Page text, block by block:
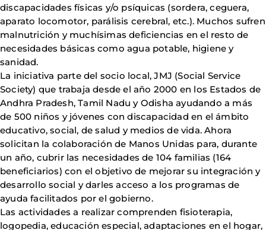
discapacidades físicas y/o psíquicas (sordera, ceguera,
aparato locomotor, parálisis cerebral, etc.). Muchos sufren
malnutrición y muchísimas deficiencias en el resto de
necesidades básicas como agua potable, higiene y
sanidad.
La iniciativa parte del socio local, JMJ (Social Service
Society) que trabaja desde el año 2000 en los Estados de
Andhra Pradesh, Tamil Nadu y Odisha ayudando a más
de 500 niños y jóvenes con discapacidad en el ámbito
educativo, social, de salud y medios de vida. Ahora
solicitan la colaboración de Manos Unidas para, durante
un año, cubrir las necesidades de 104 familias (164
beneficiarios) con el objetivo de mejorar su integración y
desarrollo social y darles acceso a los programas de
ayuda facilitados por el gobierno.
Las actividades a realizar comprenden fisioterapia,
logopedia, educación especial, adaptaciones en el hogar,